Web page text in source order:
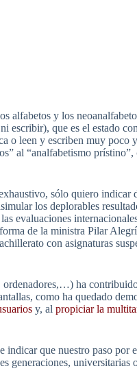
alfabetos y los
escribir), que es el estado
o leen y escriben muy poco
al “analfabetismo
sólo quiero indicar
los deplorables
evaluaciones
de la ministra Pilar
con asignaturas
ha
como ha quedado
y, al propiciar la
indicar que nuestro paso por
generaciones, universitarias